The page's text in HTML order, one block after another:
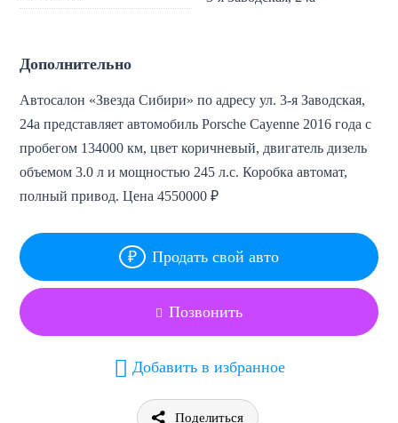
Дополнительно
Автосалон «Звезда Сибири» по адресу ул. 3-я Заводская,
24а представляет автомобиль Porsche Cayenne 2016 года с
пробегом 134000 км, цвет коричневый, двигатель дизель
объемом 3.0 л и мощностью 245 л.с. Коробка автомат,
полный привод. Цена 4550000 ₽
Продать свой авто
Позвонить
Добавить в избранное
Поделиться